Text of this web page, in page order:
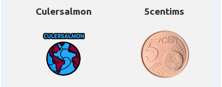
Culersalmon 5centims